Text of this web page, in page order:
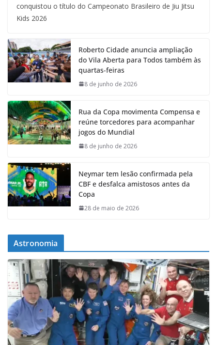
conquistou o título do Campeonato Brasileiro de Jiu Jitsu
Kids 2026
Roberto Cidade anuncia ampliação
do Vila Aberta para Todos também às
quartas-feiras
8 de junho de 2026
Rua da Copa movimenta Compensa e
reúne torcedores para acompanhar
jogos do Mundial
8 de junho de 2026
Neymar tem lesão confirmada pela
CBF e desfalca amistosos antes da
Copa
28 de maio de 2026
Astronomia